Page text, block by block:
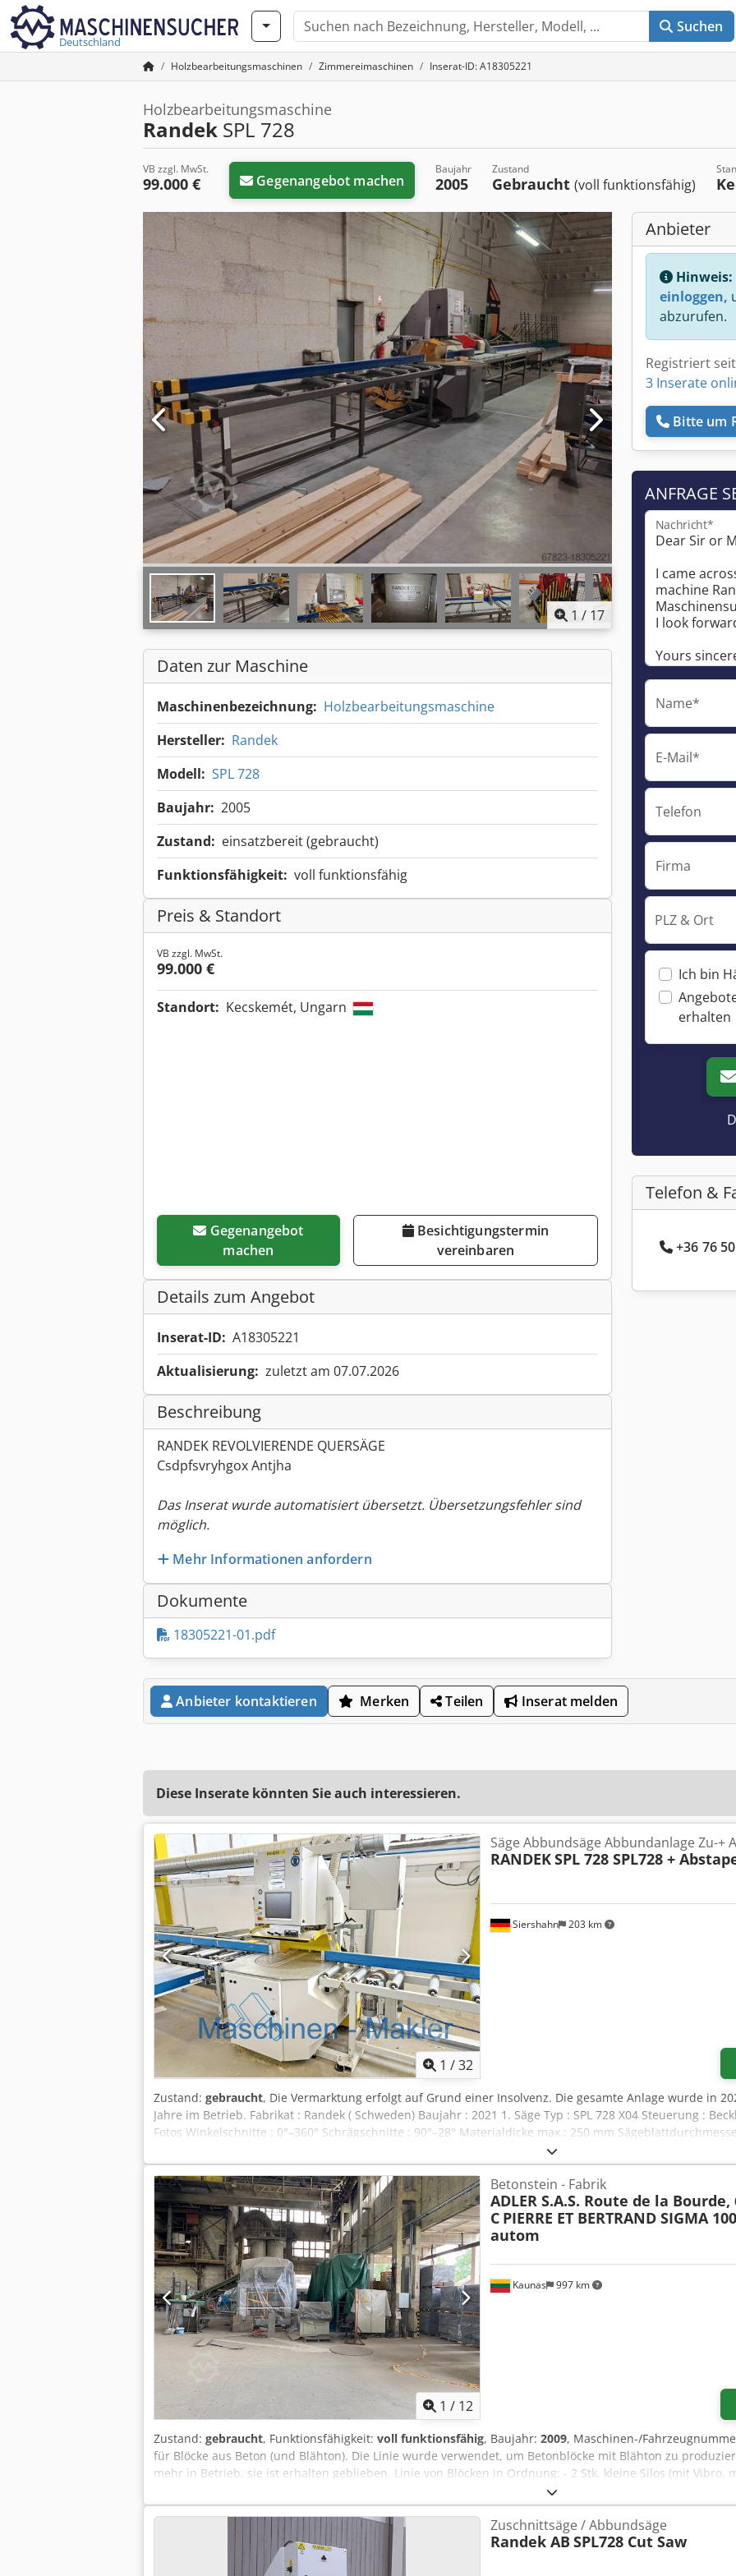
Deutschland
Suchen
Holzbearbeitungsmaschinen Zimmereimaschinen Inserat-ID: A18305221
Holzbearbeitungsmaschine
Randek SPL 728
VB zzgl. MwSt.
99.000 € Gegenangebot machen
Baujahr
2005
Zustand
Gebraucht(voll funktionsfähig)
1 / 17
Daten zur Maschine
Maschinenbezeichnung: Holzbearbeitungsmaschine
Hersteller: Randek
Modell: SPL 728
Baujahr: 2005
Zustand: einsatzbereit (gebraucht)
Funktionsfähigkeit: voll funktionsfähig
Preis & Standort
VB zzgl. MwSt.
99.000 €
Standort: Kecskemét, Ungarn
machen
Besichtigungstermin
vereinbaren
Details zum Angebot
Inserat-ID: A18305221
Aktualisierung: zuletzt am 07.07.2026
Beschreibung
RANDEK REVOLVIERENDE QUERSÄGE
Csdpfsvryhgox Antjha
Das Inserat wurde automatisiert übersetzt. Übersetzungsfehler sind
möglich.
Mehr Informationen anfordern
Dokumente
18305221-01.pdf
Anbieter
Hinweis:
einloggen,
abzurufen.
Registriert
3 Inserate
Bitte um
ANFRAGE
Nachricht*
Name*
E-Mail*
Telefon
Firma
PLZ & Ort
Ich bin
erhalten
Telefon &
+36 76
Anbieter kontaktieren Merken Teilen Inserat melden
Diese Inserate könnten Sie auch interessieren.
1 /32
Siershahn 203 km
Säge Abbundsäge Abbundanlage Zu-+
RANDEKSPL 728 SPL728 +
Zustand: gebraucht, Die Vermarktung erfolgt auf Grund einer Insolvenz. Die gesamte Anlage wurde in
Jahre im Betrieb. Fabrikat : Randek ( Schweden) Baujahr : 2021 1. Säge Typ : SPL 728 X04 Steuerung :
Fotos Winkelschnitte : 0°–360° Schrägschnitte : 90°–28° Materialdicke max.: 250 mm
Zuführeinheit mit Abstapel-Einrichtung, rechts Typ : UV130F2X05 Länge : 13 m Hubtisch : 4.000 kg 3.
Typ : IH106F1X01 Länge : 10,60 m Hubtisch : 5.500 kg 4. Etikettendrucker Fabrikat : ZEBRA
Anlage ca. : Länge 24 m x Breite 3 m
1 / 12
Kaunas 997 km
Betonstein - Fabrik
ADLER S.A.S. Route de la Bourde,
C PIERRE ET BERTRAND SIGMA
autom
Zustand: gebraucht, Funktionsfähigkeit: voll funktionsfähig, Baujahr: 2009, Maschinen-/
für Blöcke aus Beton (und Blähton). Die Linie wurde verwendet, um Betonblöcke mit Blähton zu
mehr in Betrieb, sie ist erhalten geblieben. Linie von Blöcken in Ordnung: - 2 Stk. kleine Silos (mit Vibro,
Zufuhr des Rohmaterials zum Wiegebehälter. - Wägebehälter. - Förderer der Rohstoffzufuhr vom
Machinery (Polen, 2022, Schaufelinhalt 1200 l, Motorleistung 18,5 kW). - Förderer für die Zuführung der
SIGMA 1000. - Rüttelpresse SIGMA 1000: Typenbezeichnung: PIERRE ET BERTRAND SIGMA 1000 mit
Hersteller: ADLER S.A.S. Route de la Bourde, 60360 CREVECOEUR LE GRAND, Frankreich Serien-Nr./
1017/1989/2009 Fläche auf dem Brett (Palette): 1130 mm x 550 mm (Länge x Breite) Höhe der Produkte -
Zuschnittsäge / Abbundsäge
Randek AB SPL728 Cut Saw